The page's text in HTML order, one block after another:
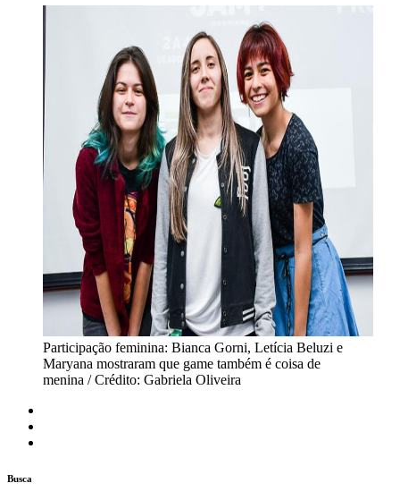
Participação feminina: Bianca Gorni, Letícia Beluzi e
Maryana mostraram que game também é coisa de
menina / Crédito: Gabriela Oliveira
Busca